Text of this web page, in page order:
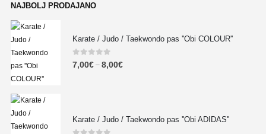
NAJBOLJ PRODAJANO
Karate / Judo / Taekwondo pas ''Obi COLOUR''
0out of 5
7,00€ – 8,00€
Karate / Judo / Taekwondo pas ''Obi ADIDAS''